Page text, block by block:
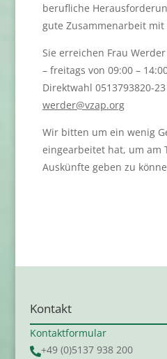
berufliche
gute Zusammenarbeit
Sie erreichen Frau
– freitags von 09:00 –
Direktwahl 0513793820-
werder@vzap.org
Wir bitten um ein wenig
eingearbeitet hat, um am
Auskünfte geben zu
Kontakt
Kontaktformular
+49 (0)5137 938 200